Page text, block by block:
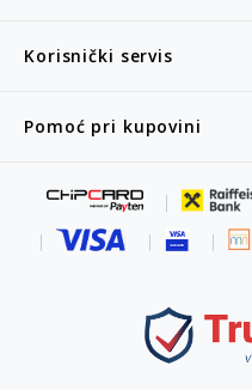
Korisnički servis
Pomoć pri kupovini